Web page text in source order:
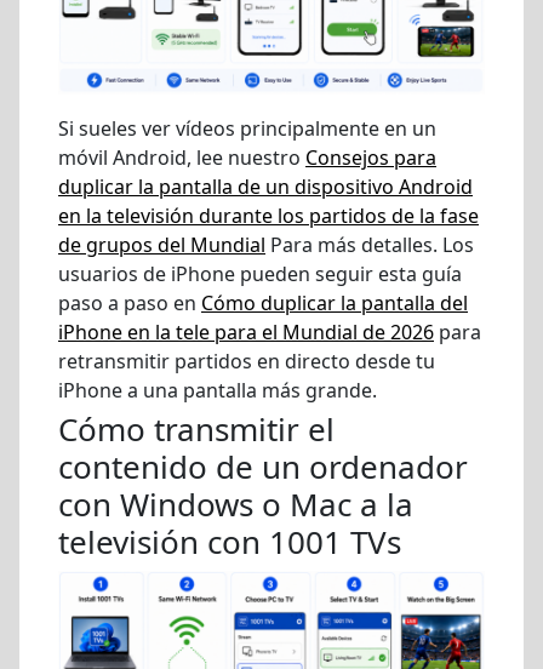
Si sueles ver vídeos principalmente en un
móvil Android, lee nuestro Consejos para
duplicar la pantalla de un dispositivo Android
en la televisión durante los partidos de la fase
de grupos del Mundial Para más detalles. Los
usuarios de iPhone pueden seguir esta guía
paso a paso en Cómo duplicar la pantalla del
iPhone en la tele para el Mundial de 2026 para
retransmitir partidos en directo desde tu
iPhone a una pantalla más grande.
Cómo transmitir el
contenido de un ordenador
con Windows o Mac a la
televisión con 1001 TVs